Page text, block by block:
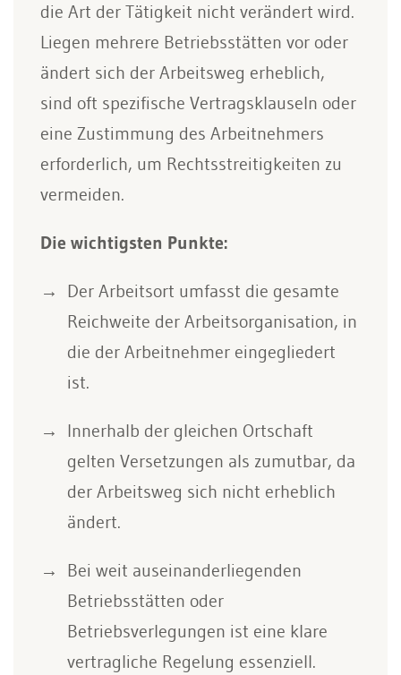
die Art der Tätigkeit nicht verändert wird.
Liegen mehrere Betriebsstätten vor oder
ändert sich der Arbeitsweg erheblich,
sind oft spezifische Vertragsklauseln oder
eine Zustimmung des Arbeitnehmers
erforderlich, um Rechtsstreitigkeiten zu
vermeiden.
Die wichtigsten Punkte:
Der Arbeitsort umfasst die gesamte
Reichweite der Arbeitsorganisation, in
die der Arbeitnehmer eingegliedert
ist.
Innerhalb der gleichen Ortschaft
gelten Versetzungen als zumutbar, da
der Arbeitsweg sich nicht erheblich
ändert.
Bei weit auseinanderliegenden
Betriebsstätten oder
Betriebsverlegungen ist eine klare
vertragliche Regelung essenziell.